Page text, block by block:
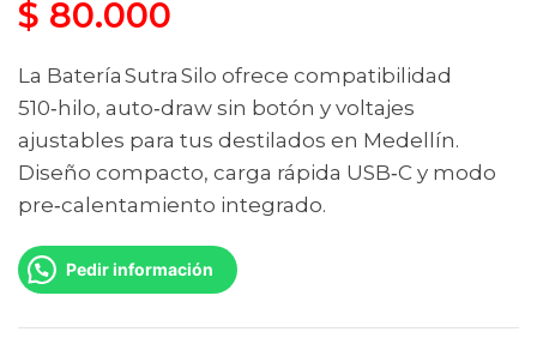
$ 80.000
La Batería Sutra Silo ofrece compatibilidad
510‑hilo, auto‑draw sin botón y voltajes
ajustables para tus destilados en Medellín.
Diseño compacto, carga rápida USB‑C y modo
pre‑calentamiento integrado.
Pedir información